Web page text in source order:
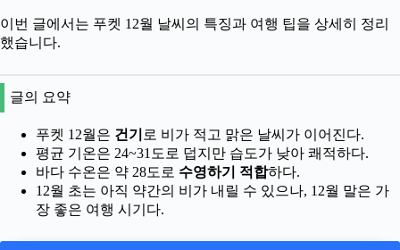
이번 글에서는 푸켓 12월 날씨의 특징과 여행 팁을 상세히 정리
했습니다.
글의 요약
푸켓 12월은 건기 로 비가 적고 맑은 날씨가 이어진다.
평균 기온은 24~31도로 덥지만 습도가 낮아 쾌적하다.
바다 수온은 약 28도로 수영하기 적합하다.
12월 초는 아직 약간의 비가 내릴 수 있으나, 12월 말은 가
장 좋은 여행 시기다.